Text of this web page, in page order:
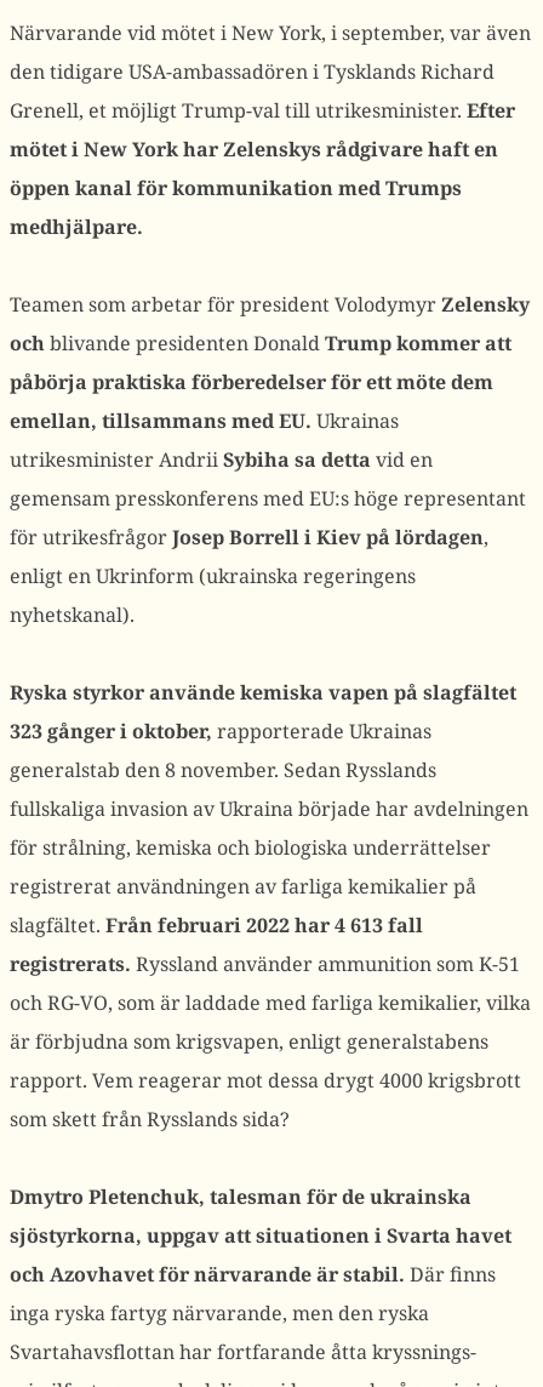
Närvarande vid mötet i New York, i september, var även
den tidigare USA-ambassadören i Tysklands Richard
Grenell, et möjligt Trump-val till utrikesminister. Efter
mötet i New York har Zelenskys rådgivare haft en
öppen kanal för kommunikation med Trumps
medhjälpare.
Teamen som arbetar för president VolodymyrZelensky
ochblivande presidenten DonaldTrump kommer att
påbörja praktiska förberedelser för ett möte dem
emellan, tillsammans med EU. Ukrainas
utrikesminister AndriiSybiha sa detta vid en
gemensam presskonferens med EU:s höge representant
för utrikesfrågorJosep Borrell i Kiev på lördagen,
enligt en Ukrinform (ukrainska regeringens
nyhetskanal).
Ryska styrkor använde kemiska vapen på slagfältet
323 gånger i oktober, rapporterade Ukrainas
generalstab den 8 november. Sedan Rysslands
fullskaliga invasion av Ukraina började har avdelningen
för strålning, kemiska och biologiska underrättelser
registrerat användningen av farliga kemikalier på
slagfältet. Från februari 2022 har 4 613 fall
registrerats. Ryssland använder ammunition som K-51
och RG-VO, som är laddade med farliga kemikalier, vilka
är förbjudna som krigsvapen, enligt generalstabens
rapport. Vem reagerar mot dessa drygt 4000 krigsbrott
som skett från Rysslands sida?
Dmytro Pletenchuk, talesman för de ukrainska
sjöstyrkorna, uppgav att situationen i Svarta havet
och Azovhavet för närvarande är stabil. Där finns
inga ryska fartyg närvarande, men den ryska
Svartahavsflottan har fortfarande åtta kryssnings-